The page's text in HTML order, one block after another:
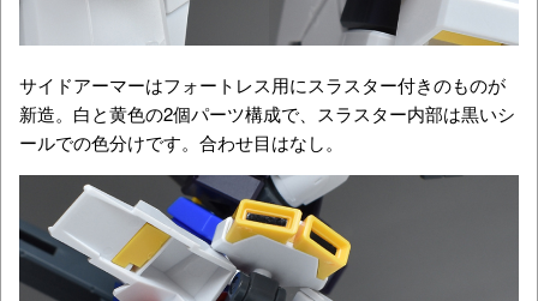
サイドアーマーはフォートレス用にスラスター付きのものが
新造。白と黄色の2個パーツ構成で、スラスター内部は黒いシ
ールでの色分けです。合わせ目はなし。